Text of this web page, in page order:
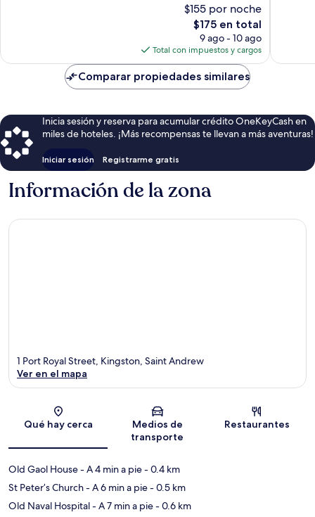
$155 por noche
El
precio
actual
es
de
$175
$175 en total
9 ago - 10 ago
Total con impuestos y cargos
Comparar propiedades similares
Inicia sesión y reserva para acumular crédito OneKeyCash en
miles de hoteles. ¡Más recompensas te llevan a más aventuras!
Iniciar sesión Registrarme gratis
Información de la zona
Sección del mapa
1 Port Royal Street, Kingston, Saint Andrew
Ver en el mapa
Qué hay cerca
Medios de
transporte
Restaurantes
Old Gaol House- A 4 min a pie- 0.4 km
St Peter’s Church- A 6 min a pie- 0.5 km
Old Naval Hospital- A 7 min a pie- 0.6 km